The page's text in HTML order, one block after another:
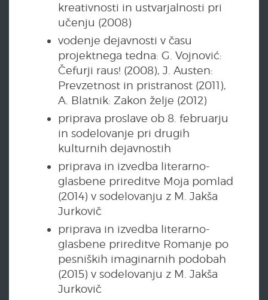
kreativnosti in ustvarjalnosti pri
učenju (2008)
vodenje dejavnosti v času
projektnega tedna: G. Vojnović:
Čefurji raus! (2008), J. Austen:
Prevzetnost in pristranost (2011),
A. Blatnik: Zakon želje (2012)
priprava proslave ob 8. februarju
in sodelovanje pri drugih
kulturnih dejavnostih
priprava in izvedba literarno-
glasbene prireditve Moja pomlad
(2014) v sodelovanju z M. Jakša
Jurkovič
priprava in izvedba literarno-
glasbene prireditve Romanje po
pesniških imaginarnih podobah
(2015) v sodelovanju z M. Jakša
Jurkovič